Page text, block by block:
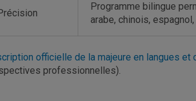
Programme bilingue
arabe, chinois,
officielle de la majeure en langues et
professionnelles).